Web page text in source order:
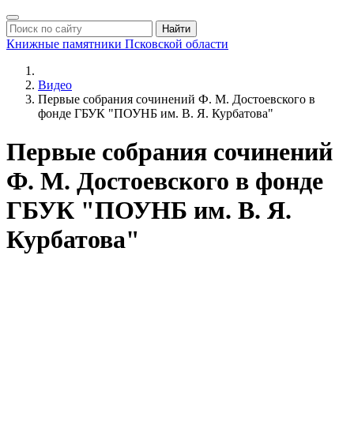
Найти
Книжные памятники Псковской области
Видео
Первые собрания сочинений Ф. М. Достоевского в
фонде ГБУК "ПОУНБ им. В. Я. Курбатова"
Первые собрания сочинений
Ф. М. Достоевского в фонде
ГБУК "ПОУНБ им. В. Я.
Курбатова"